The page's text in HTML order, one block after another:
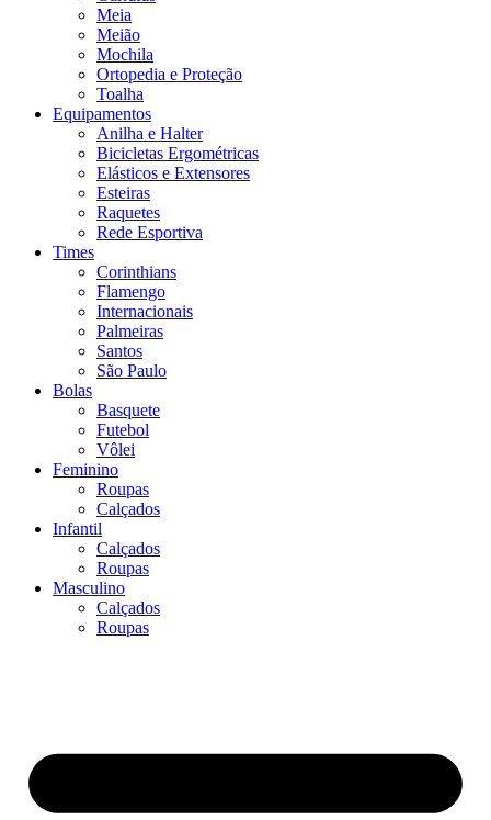
Meia
Meião
Mochila
Ortopedia e Proteção
Toalha
Equipamentos
Anilha e Halter
Bicicletas Ergométricas
Elásticos e Extensores
Esteiras
Raquetes
Rede Esportiva
Times
Corinthians
Flamengo
Internacionais
Palmeiras
Santos
São Paulo
Bolas
Basquete
Futebol
Vôlei
Feminino
Roupas
Calçados
Infantil
Calçados
Roupas
Masculino
Calçados
Roupas